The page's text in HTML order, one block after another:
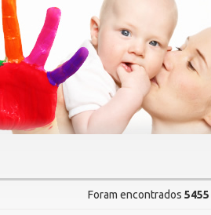
Foram encontrados 5455